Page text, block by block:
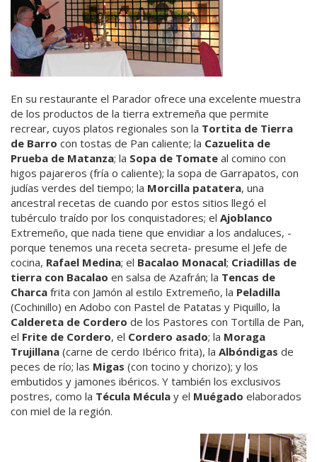
En su restaurante el Parador ofrece una excelente muestra
de los productos de la tierra extremeña que permite
recrear, cuyos platos regionales son la Tortita de Tierra
de Barro con tostas de Pan caliente; la Cazuelita de
Prueba de Matanza; la Sopa de Tomate al comino con
higos pajareros (fría o caliente); la sopa de Garrapatos, con
judías verdes del tiempo; la Morcilla patatera, una
ancestral recetas de cuando por estos sitios llegó el
tubérculo traído por los conquistadores; el Ajoblanco
Extremeño, que nada tiene que envidiar a los andaluces, -
porque tenemos una receta secreta- presume el Jefe de
cocina, Rafael Medina; el Bacalao Monacal; Criadillas de
tierra con Bacalao en salsa de Azafrán; la Tencas de
Charca frita con Jamón al estilo Extremeño, la Peladilla
(Cochinillo) en Adobo con Pastel de Patatas y Piquillo, la
Caldereta de Cordero de los Pastores con Tortilla de Pan,
el Frite de Cordero, el Cordero asado; la Moraga
Trujillana (carne de cerdo Ibérico frita), la Albóndigas de
peces de río; las Migas (con tocino y chorizo); y los
embutidos y jamones ibéricos. Y también los exclusivos
postres, como la Técula Mécula y el Muégado elaborados
con miel de la región.